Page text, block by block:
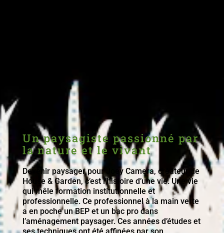
Un paysagiste passionné par
la nature et le vivant
Devenir paysager pour Joey Camera, créateur de
House & Garden, c’est l’histoire d’une vie. Une vie
qui mêle formation institutionnelle et
professionnelle. Ce professionnel à la main verte
a en poche un BEP et un bac pro dans
l’aménagement paysager. Ces années d’études et